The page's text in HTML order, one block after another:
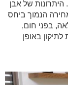
היתרונות של אבן
הנמוך ביחס
בפני חום,
באופן